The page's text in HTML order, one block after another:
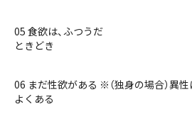
05 食欲は、ふつうだ
ときどき
06 まだ性欲がある ※（独身の場合）異
よくある